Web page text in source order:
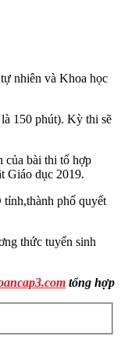
nhiên và Khoa học
150 phút). Kỳ thi sẽ
của bài thi tổ hợp
Giáo dục 2019.
phố quyết
thức tuyển sinh
tổng hợp